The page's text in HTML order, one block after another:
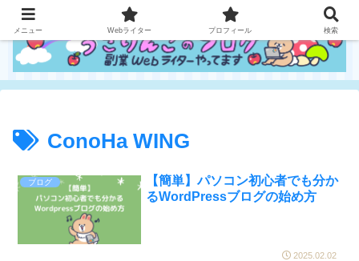
ConoHa WING
ブログ
【簡単】パソコン初心者でも分か
るWordPressブログの始め方
2025.02.02
メニュー Webライター プロフィール 検索